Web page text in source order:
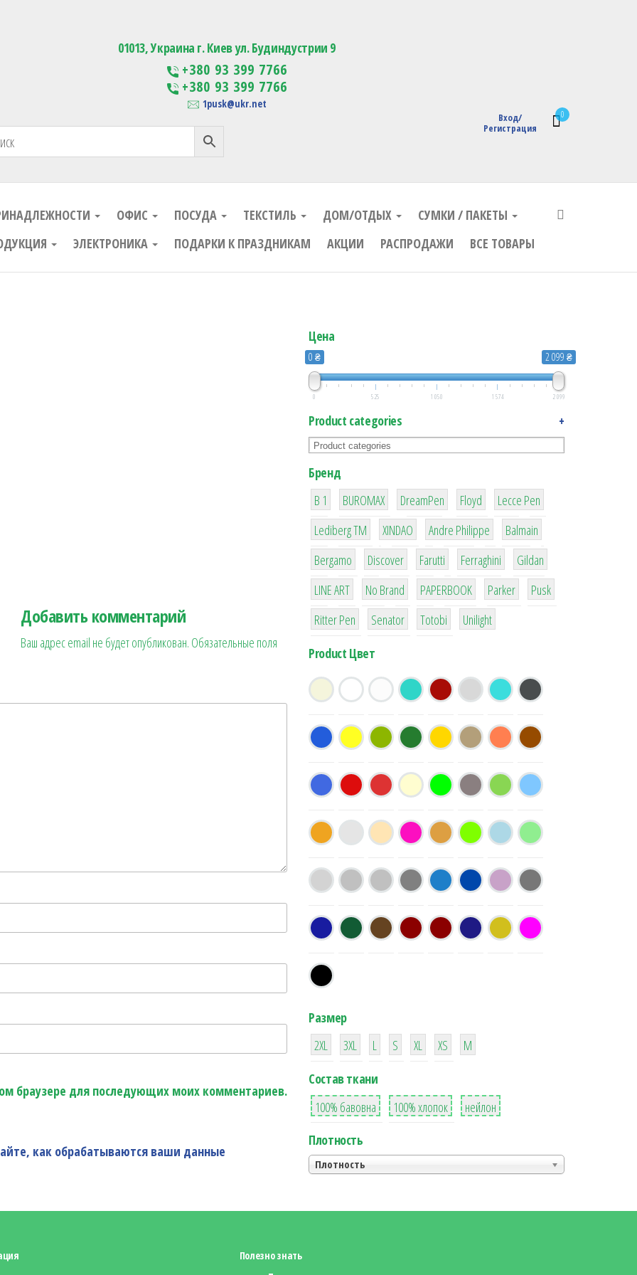
Изготовление сувенирной продукции с логотипом
0
Вход/
Регистрация
01013, Украина г. Киев ул. Будиндустрии 9
+380 93 399 7766
+380 93 399 7766
1pusk@ukr.net
ОФИС ПОСУДА ТЕКСТИЛЬ ДОМ/ОТДЫХ
СУМКИ / ПАКЕТЫ
ЭЛЕКТРОНИКА ПОДАРКИ К ПРАЗДНИКАМ АКЦИИ РАСПРОДАЖИ ВСЕ ТОВАРЫ
Добавить комментарий
Ваш адрес email не будет опубликован. Обязательные поля
браузере для последующих моих комментариев.
как обрабатываются ваши данные
Цена
0 ₴ 2 099 ₴
0 525 1 050 1 574 2 099
Product categories +
Бренд
B 1
1
BUROMAX
1
DreamPen
2
Floyd
2
Lecce Pen
3
Lediberg ТМ
3
XINDAO
1
Andre Philippe
4
Balmain
26
Bergamo
64
Discover
299
Farutti
4
Ferraghini
42
Gildan
4
LINE ART
90
No Brand
8
PAPERBOOK
6
Parker
2
Pusk
22
Ritter Pen
15
Senator
43
Totobi
1
Unilight
Product Цвет
Размер
38
2XL
16
3XL
42
L
42
S
42
XL XS
М
Состав ткани
8
100% бавовна
36
100% хлопок
2
нейлон
Плотность
Плотность
Полезно знать